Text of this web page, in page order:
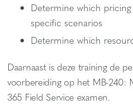
Determine which
specific scenarios
Determine which
Daarnaast is deze training de
voorbereiding op het MB-240:
365 Field Service examen.